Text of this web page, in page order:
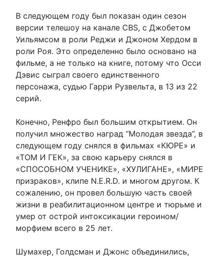
В следующем году был показан один сезон
версии телешоу на канале CBS, с Джобетом
Уильямсом в роли Реджи и Джоном Хердом в
роли Роя. Это определенно было основано на
фильме, а не только на книге, потому что Осси
Дэвис сыграл своего единственного
персонажа, судью Гарри Рузвельта, в 13 из 22
серий.
Конечно, Ренфро был большим открытием. Он
получил множество наград “Молодая звезда”, в
следующем году снялся в фильмах «КЮРЕ» и
«ТОМ И ГЕК», за свою карьеру снялся в
«СПОСОБНОМ УЧЕНИКЕ», «ХУЛИГАНЕ», «МИРЕ
призраков», клипе N.E.R.D. и многом другом. К
сожалению, он провел большую часть своей
жизни в реабилитационном центре и тюрьме и
умер от острой интоксикации героином/
морфием всего в 25 лет.
Шумахер, Голдсман и Джонс объединились,